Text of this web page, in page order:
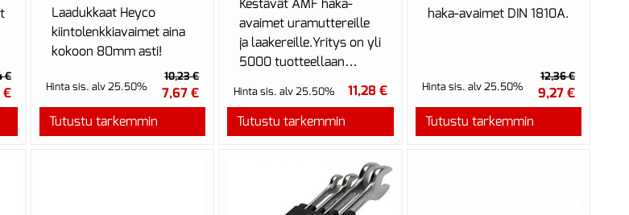
€
€
Laadukkaat Heyco
kiintolenkkiavaimet aina
kokoon 80mm asti!
Hinta sis. alv 25.50%
10,23 €
7,67 €
Tutustu tarkemmin
Kestävät AMF haka-
avaimet uramuttereille
ja laakereille.Yritys on yli
5000 tuotteellaan
Euroopan suurin lukitus-
ja käsi...
Hinta sis. alv 25.50%
11,28 €
Tutustu tarkemmin
haka-avaimet DIN 1810A.
Hinta sis. alv 25.50%
12,36 €
9,27 €
Tutustu tarkemmin